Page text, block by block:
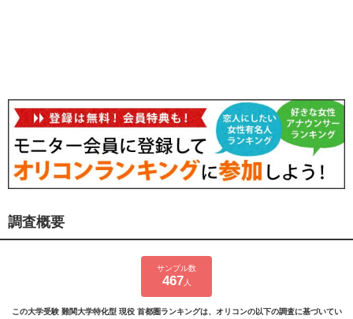
調査概要
サンプル数
467 人
この大学受験 難関大学特化型 現役 首都圏ランキングは、オリコンの以下の調査に基づいてい